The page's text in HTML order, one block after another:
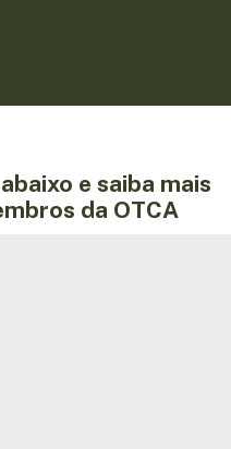
e saiba mais
da OTCA